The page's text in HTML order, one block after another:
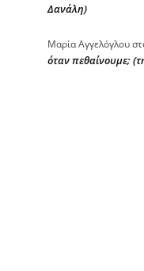
Δανάλη)
Μαρία Αγγελόγλου
όταν πεθαίνουμε;